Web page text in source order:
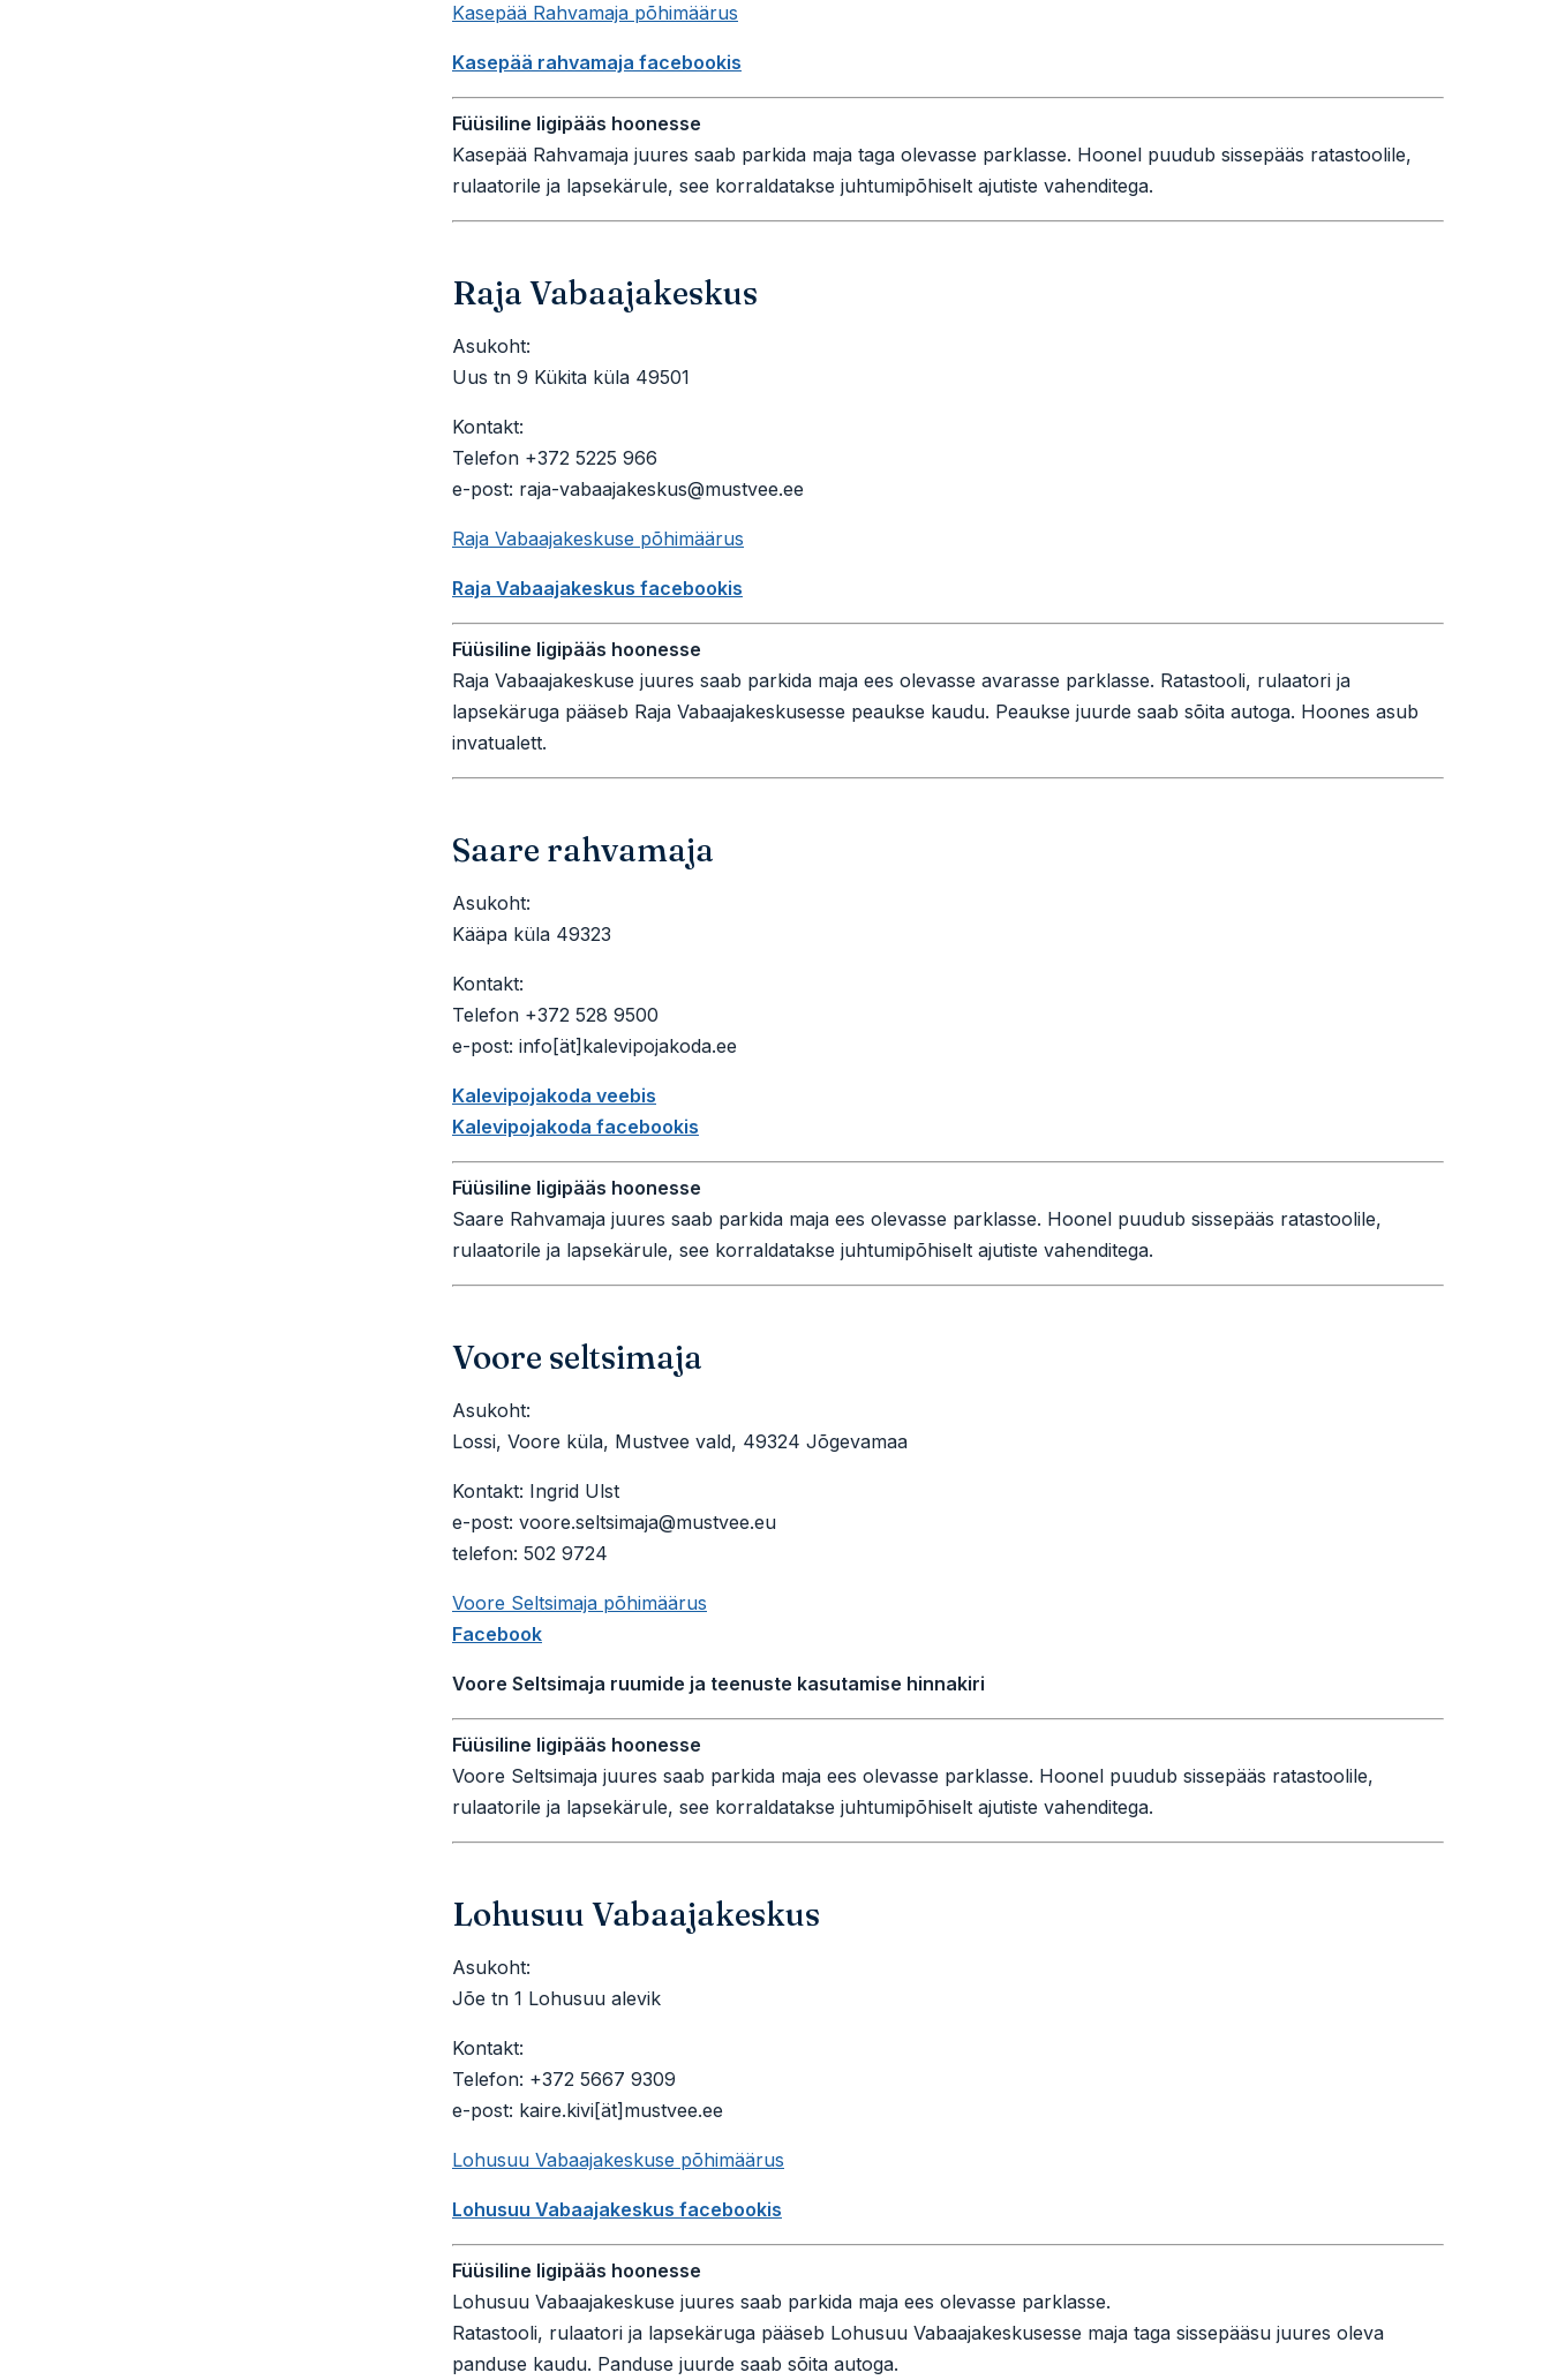
Kasepää Rahvamaja põhimäärus
Kasepää rahvamaja facebookis
Füüsiline ligipääs hoonesse
Kasepää Rahvamaja juures saab parkida maja taga olevasse parklasse. Hoonel puudub sissepääs ratastoolile,
rulaatorile ja lapsekärule, see korraldatakse juhtumipõhiselt ajutiste vahenditega.
Raja Vabaajakeskus
Asukoht:
Uus tn 9 Kükita küla 49501
Kontakt:
Telefon +372 5225 966
e-post: raja-vabaajakeskus@mustvee.ee
Raja Vabaajakeskuse põhimäärus
Raja Vabaajakeskus facebookis
Füüsiline ligipääs hoonesse
Raja Vabaajakeskuse juures saab parkida maja ees olevasse avarasse parklasse. Ratastooli, rulaatori ja
lapsekäruga pääseb Raja Vabaajakeskusesse peaukse kaudu. Peaukse juurde saab sõita autoga. Hoones asub
invatualett.
Saare rahvamaja
Asukoht:
Kääpa küla 49323
Kontakt:
Telefon +372 528 9500
e-post: info[ät]kalevipojakoda.ee
Kalevipojakoda veebis
Kalevipojakoda facebookis
Füüsiline ligipääs hoonesse
Saare Rahvamaja juures saab parkida maja ees olevasse parklasse. Hoonel puudub sissepääs ratastoolile,
rulaatorile ja lapsekärule, see korraldatakse juhtumipõhiselt ajutiste vahenditega.
Voore seltsimaja
Asukoht:
Lossi, Voore küla, Mustvee vald, 49324 Jõgevamaa
Kontakt: Ingrid Ulst
e-post: voore.seltsimaja@mustvee.eu
telefon: 502 9724
Voore Seltsimaja põhimäärus
Facebook
Voore Seltsimaja ruumide ja teenuste kasutamise hinnakiri
Füüsiline ligipääs hoonesse
Voore Seltsimaja juures saab parkida maja ees olevasse parklasse. Hoonel puudub sissepääs ratastoolile,
rulaatorile ja lapsekärule, see korraldatakse juhtumipõhiselt ajutiste vahenditega.
Lohusuu Vabaajakeskus
Asukoht:
Jõe tn 1 Lohusuu alevik
Kontakt:
Telefon: +372 5667 9309
e-post: kaire.kivi[ät]mustvee.ee
Lohusuu Vabaajakeskuse põhimäärus
Lohusuu Vabaajakeskus facebookis
Füüsiline ligipääs hoonesse
Lohusuu Vabaajakeskuse juures saab parkida maja ees olevasse parklasse.
Ratastooli, rulaatori ja lapsekäruga pääseb Lohusuu Vabaajakeskusesse maja taga sissepääsu juures oleva
panduse kaudu. Panduse juurde saab sõita autoga.